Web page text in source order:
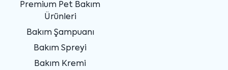
Premium Pet Bakım
Ürünleri
Bakım Şampuanı
Bakım Spreyi
Bakım Kremi